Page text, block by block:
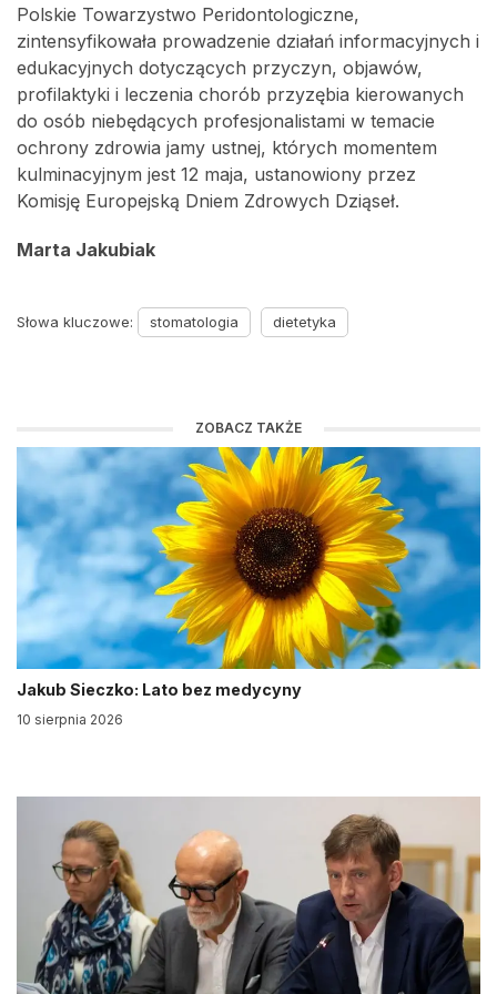
Polskie Towarzystwo Peridontologiczne,
zintensyfikowała prowadzenie działań informacyjnych i
edukacyjnych dotyczących przyczyn, objawów,
profilaktyki i leczenia chorób przyzębia kierowanych
do osób niebędących profesjonalistami w temacie
ochrony zdrowia jamy ustnej, których momentem
kulminacyjnym jest 12 maja, ustanowiony przez
Komisję Europejską Dniem Zdrowych Dziąseł.
Marta Jakubiak
Słowa kluczowe: stomatologia dietetyka
ZOBACZ TAKŻE
Jakub Sieczko: Lato bez medycyny
10 sierpnia 2026